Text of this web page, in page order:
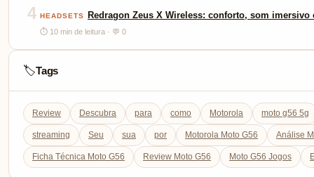
4 HEADSETS Redragon Zeus X Wireless: conforto, som
⏱ 10 min de leitura · 💬 0
🏷️Tags
Review Descubra para como Motorola moto g56 5g
streaming Seu sua por Motorola Moto G56 Análise
Ficha Técnica Moto G56 Review Moto G56 Moto G56 Jogos